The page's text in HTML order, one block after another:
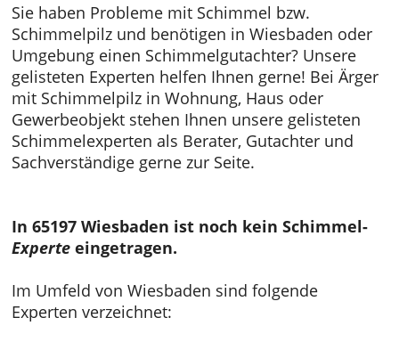
Sie haben Probleme mit Schimmel bzw.
Schimmelpilz und benötigen in Wiesbaden oder
Umgebung einen Schimmelgutachter? Unsere
gelisteten Experten helfen Ihnen gerne! Bei Ärger
mit Schimmelpilz in Wohnung, Haus oder
Gewerbeobjekt stehen Ihnen unsere gelisteten
Schimmelexperten als Berater, Gutachter und
Sachverständige gerne zur Seite.
In 65197 Wiesbaden ist noch kein Schimmel-
Experte eingetragen.
Im Umfeld von Wiesbaden sind folgende
Experten verzeichnet: